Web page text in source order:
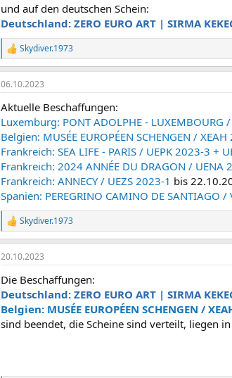
und auf den deutschen Schein:
Deutschland: ZERO EURO ART | SIRMA
R
e
a
k
i
o
n
e
n
:
Skydiver.1973
06.10.2023
Aktuelle Beschaffungen:
Luxemburg: PONT ADOLPHE - LUXEMBOURG
Belgien: MUSÉE EUROPÉEN SCHENGEN /
Frankreich: SEA LIFE - PARIS / UEPK 2023-3 +
Frankreich: 2024 ANNÉE DU DRAGON / UENA
Frankreich: ANNECY / UEZS 2023-1 bis
Spanien: PEREGRINO CAMINO DE SANTIAGO /
R
e
a
k
i
o
n
e
n
Skydiver.1973
20.10.2023
Die Beschaffungen:
Deutschland: ZERO EURO ART | SIRMA
Belgien: MUSÉE EUROPÉEN SCHENGEN /
sind beendet, die Scheine sind verteilt, liegen